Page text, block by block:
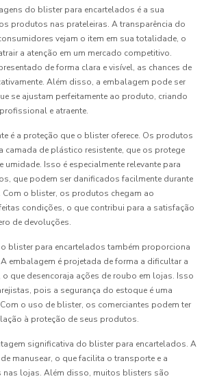
do blister para encartelados é a sua
produtos nas prateleiras. A transparência do
vejam o item em sua totalidade, o
a atenção em um mercado competitivo.
de forma clara e visível, as chances de
Além disso, a embalagem pode ser
se ajustam perfeitamente ao produto, criando
e atraente.
é a proteção que o blister oferece. Os produtos
camada de plástico resistente, que os protege
umidade. Isso é especialmente relevante para
que podem ser danificados facilmente durante
Com o blister, os produtos chegam ao
condições, o que contribui para a satisfação
de devoluções.
blister para encartelados também proporciona
embalagem é projetada de forma a dificultar a
que desencoraja ações de roubo em lojas. Isso
pois a segurança do estoque é uma
o uso de blister, os comerciantes podem ter
à proteção de seus produtos.
significativa do blister para encartelados. A
manusear, o que facilita o transporte e a
lojas. Além disso, muitos blisters são